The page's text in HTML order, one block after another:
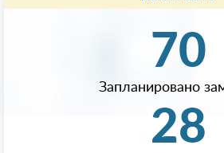
70
Запланировано
28